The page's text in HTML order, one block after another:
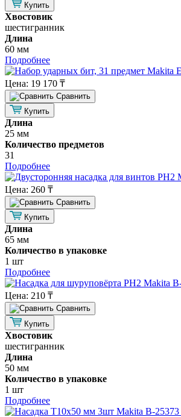
Купить
Хвостовик
шестигранник
Длина
60 мм
Подробнее
Цена: 19 170 ₸
Cравнить
Купить
Длина
25 мм
Количество предметов
31
Подробнее
Цена: 260 ₸
Cравнить
Купить
Длина
65 мм
Количество в упаковке
1 шт
Подробнее
Цена: 210 ₸
Cравнить
Купить
Хвостовик
шестигранник
Длина
50 мм
Количество в упаковке
1 шт
Подробнее